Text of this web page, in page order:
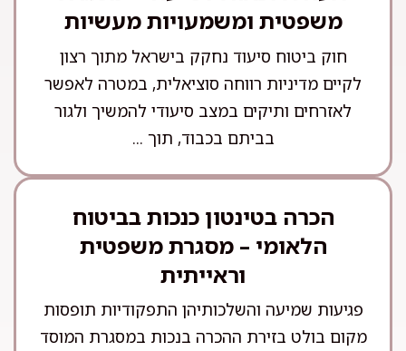
משפטית ומשמעויות מעשיות
חוק ביטוח סיעוד נחקק בישראל מתוך רצון
לקיים מדיניות רווחה סוציאלית, במטרה לאפשר
לאזרחים ותיקים במצב סיעודי להמשיך ולגור
בביתם בכבוד, תוך ...
הכרה בטינטון כנכות בביטוח
הלאומי – מסגרת משפטית
וראייתית
פגיעות שמיעה והשלכותיהן התפקודיות תופסות
מקום בולט בזירת ההכרה בנכות במסגרת המוסד